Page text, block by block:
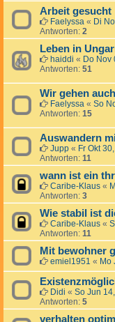
Arbeit gesucht
Faelyssa « Di
Antworten: 2
Leben in
haiddi « Do Nov
Antworten: 51
Wir gehen auch
Faelyssa « So
Antworten: 15
Auswandern
Jupp « Fr Okt
Antworten: 11
wann ist ein
Caribe-Klaus «
Antworten: 3
Wie stabil ist
Caribe-Klaus «
Antworten: 11
Mit bewohner
emiel1951 « Mo
Didi « So Jun
Antworten: 5
verhalten